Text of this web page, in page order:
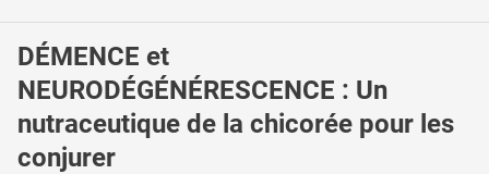
DÉMENCE et
NEURODÉGÉNÉRESCENCE : Un
nutraceutique de la chicorée pour les
conjurer